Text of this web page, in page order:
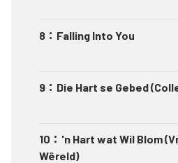
8 ： Falling Into You
9 ： Die Hart se Gebed
10 ： 'n Hart wat Wil Blom
Wêreld)